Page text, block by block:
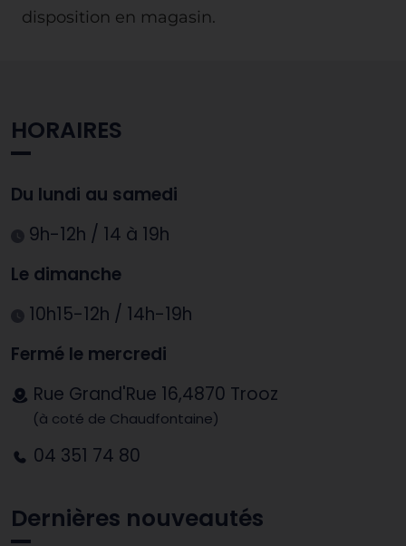
disposition en magasin.
HORAIRES
Du lundi au samedi
9h-12h / 14 à 19h
Le dimanche
10h15-12h / 14h-19h
Fermé le mercredi
Rue Grand'Rue 16,4870 Trooz
(à coté de Chaudfontaine)
04 351 74 80
Dernières nouveautés